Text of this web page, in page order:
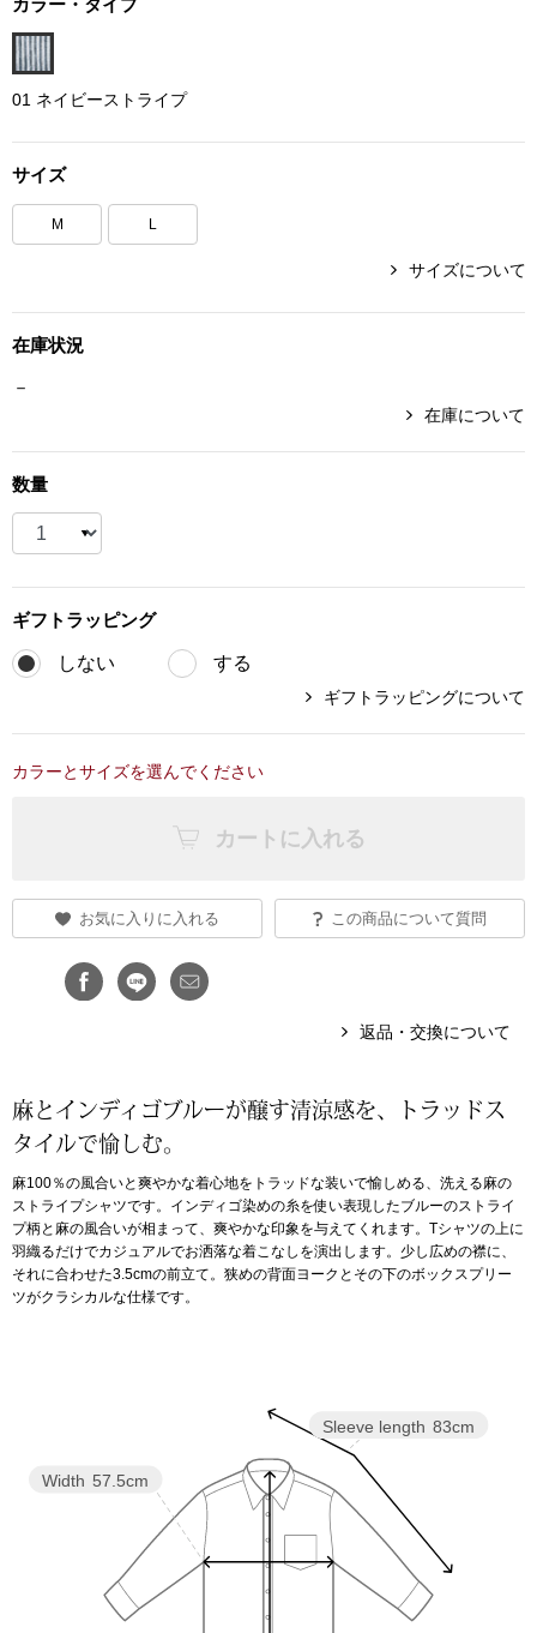
BOGARD 最新号はこちら
集
すべて見る
ダーウェア
ン雑貨
その他
ルーム･アン
バッグ
クラッチバッグ
ボストンバッグ
スーツケース
シューズ
スリップオン
レースアップ
カラー・タイプ
01 ネイビーストライプ
サイズ
M L
サイズについて
在庫状況
－
在庫について
数量
ギフト ラッピング
しない する
ギフトラッピングについて
カラーとサイズを選んでください
カートに入れる
お気に入りに入れる この商品について質問
返品・交換について
麻とインディゴブルーが醸す清涼感を、トラッドス
タイルで愉しむ。
麻100％の風合いと爽やかな着心地をトラッドな装いで愉しめる、洗える麻の
ストライプシャツです。インディゴ染めの糸を使い表現したブルーのストライ
プ柄と麻の風合いが相まって、爽やかな印象を与えてくれます。Tシャツの上に
羽織るだけでカジュアルでお洒落な着こなしを演出します。少し広めの襟に、
それに合わせた3.5cmの前立て。狭めの背面ヨークとその下のボックスプリー
ツがクラシカルな仕様です。
Sleeve length 83cm
Width 57.5cm